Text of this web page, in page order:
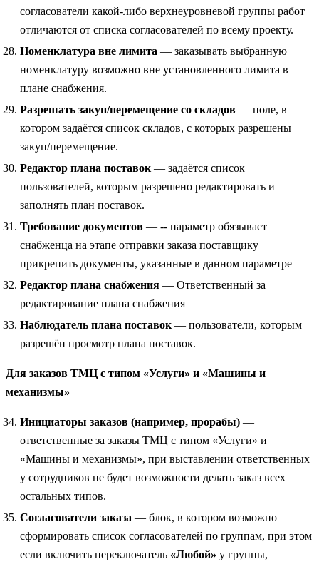
согласователи какой-либо верхнеуровневой группы работ
отличаются от списка согласователей по всему проекту.
Номенклатура вне лимита — заказывать выбранную
номенклатуру возможно вне установленного лимита в
плане снабжения.
Разрешать закуп/перемещение со складов — поле, в
котором задаётся список складов, с которых разрешены
закуп/перемещение.
Редактор плана поставок — задаётся список
пользователей, которым разрешено редактировать и
заполнять план поставок.
Требование документов — -- параметр обязывает
снабженца на этапе отправки заказа поставщику
прикрепить документы, указанные в данном параметре
Редактор плана снабжения — Ответственный за
редактирование плана снабжения
Наблюдатель плана поставок — пользователи, которым
разрешён просмотр плана поставок.
Для заказов ТМЦ с типом «Услуги» и «Машины и
механизмы»
Инициаторы заказов (например, прорабы) —
ответственные за заказы ТМЦ с типом «Услуги» и
«Машины и механизмы», при выставлении ответственных
у сотрудников не будет возможности делать заказ всех
остальных типов.
Согласователи заказа — блок, в котором возможно
сформировать список согласователей по группам, при этом
если включить переключатель «Любой» у группы,